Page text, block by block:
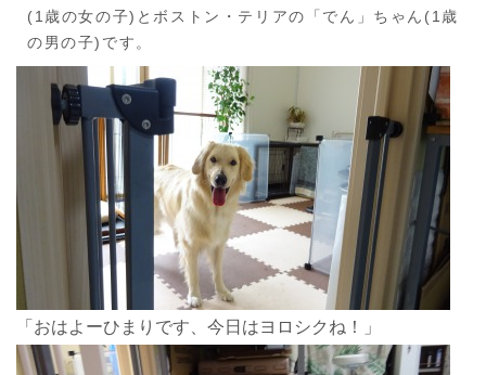
(1歳の女の子)とボストン・テリアの「でん」ちゃん(1歳
の男の子)です。
「おはよーひまりです、今日はヨロシクね！」